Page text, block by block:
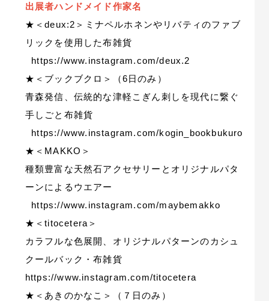
出展者ハンドメイド作家名
★＜deux:2＞ミナペルホネンやリバティのファブ
リックを使用した布雑貨
https://www.instagram.com/deux.2
★＜ブックブクロ＞（6日のみ）
青森発信、伝統的な津軽こぎん刺しを現代に繋ぐ
手しごと布雑貨
https://www.instagram.com/kogin_bookbukuro
★＜MAKKO＞
種類豊富な天然石アクセサリーとオリジナルパタ
ーンによるウエアー
https://www.instagram.com/maybemakko
★＜titocetera＞
カラフルな色展開、オリジナルパターンのカシュ
クールバック・布雑貨
https://www.instagram.com/titocetera
★＜あきのかなこ＞（７日のみ）